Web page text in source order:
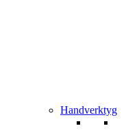
Handverktyg